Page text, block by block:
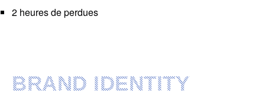
2 heures de perdues
BRAND IDENTITY